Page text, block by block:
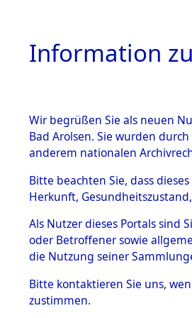
BESTÄNDE
Inhaftierungsdoku
mente
5. Verschiedenes
Todesmärsche
5.3.1 Alliierte
Information
Wir begrüßen Sie als neuen
Bad Arolsen. Sie wurden
anderem nationalen
Bitte beachten Sie, dass
Herkunft,
Als Nutzer dieses Portals sind
oder Betroffener sowie
die Nutzung seiner
Bitte kontaktieren Sie uns,
zustimmen.